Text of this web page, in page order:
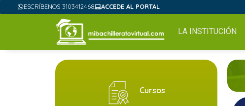
ESCRÍBENOS 3103412468 ACCEDE AL PORTAL
LA INSTITUCIÓN
Cursos